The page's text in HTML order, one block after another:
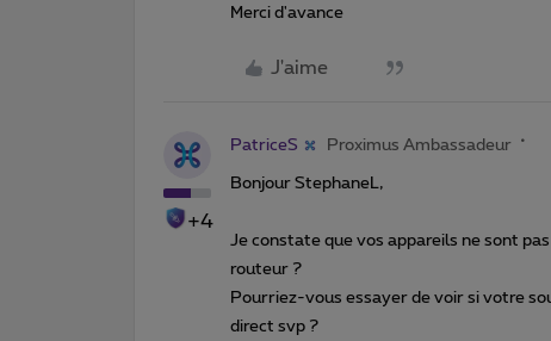
Merci d'avance
J'aime
+4
PatriceS Proximus Ambassadeur
Bonjour StephaneL,
Je constate que vos appareils ne sont
routeur ?
Pourriez-vous essayer de voir si votre
direct svp ?